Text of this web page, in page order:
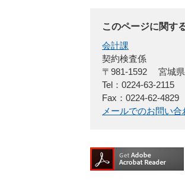
このページに関す
会計課
契約検査係
〒981-1592
宮城
Tel：0224-63-2115
Fax：0224-62-4829
メールでのお問い合